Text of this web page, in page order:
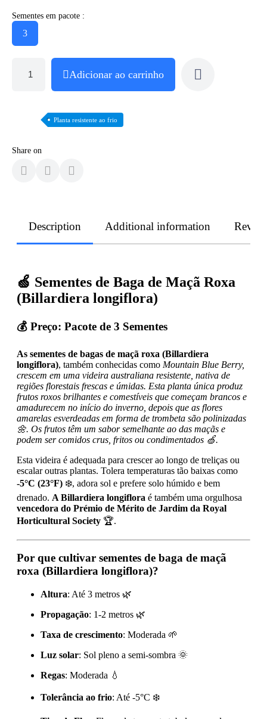
Sementes em pacote :
3
Adicionar ao carrinho
Planta resistente ao frio
Share on
Description Additional information
🍏 Sementes de Baga de Maçã Roxa
(Billardiera longiflora)
💰 Preço: Pacote de 3 Sementes
As sementes de bagas de maçã roxa (Billardiera
longiflora), também conhecidas como Mountain Blue Berry,
crescem em uma videira australiana resistente, nativa de
regiões florestais frescas e úmidas. Esta planta única produz
frutos roxos brilhantes e comestíveis que começam brancos e
amadurecem no início do inverno, depois que as flores
amarelas esverdeadas em forma de trombeta são polinizadas
🌼. Os frutos têm um sabor semelhante ao das maçãs e
podem ser comidos crus, fritos ou condimentados 🍏.
Esta videira é adequada para crescer ao longo de treliças ou
escalar outras plantas. Tolera temperaturas tão baixas como
-5°C (23°F) ❄️, adora sol e prefere solo húmido e bem
drenado. A Billardiera longiflora é também uma orgulhosa
vencedora do Prémio de Mérito de Jardim da Royal
Horticultural Society 🏆.
Por que cultivar sementes de baga de maçã
roxa (Billardiera longiflora)?
Altura: Até 3 metros 🌿
Propagação: 1-2 metros 🌿
Taxa de crescimento: Moderada 🌱
Luz solar: Sol pleno a semi-sombra 🌞
Regas: Moderada 💧
Tolerância ao frio: Até -5°C ❄️